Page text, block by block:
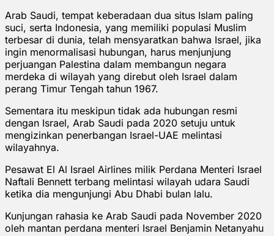
Arab Saudi, tempat keberadaan dua situs Islam paling
suci, serta Indonesia, yang memiliki populasi Muslim
terbesar di dunia, telah mensyaratkan bahwa Israel, jika
ingin menormalisasi hubungan, harus menjunjung
perjuangan Palestina dalam membangun negara
merdeka di wilayah yang direbut oleh Israel dalam
perang Timur Tengah tahun 1967.
Sementara itu meskipun tidak ada hubungan resmi
dengan Israel, Arab Saudi pada 2020 setuju untuk
mengizinkan penerbangan Israel-UAE melintasi
wilayahnya.
Pesawat El Al Israel Airlines milik Perdana Menteri Israel
Naftali Bennett terbang melintasi wilayah udara Saudi
ketika dia mengunjungi Abu Dhabi bulan lalu.
Kunjungan rahasia ke Arab Saudi pada November 2020
oleh mantan perdana menteri Israel Benjamin Netanyahu